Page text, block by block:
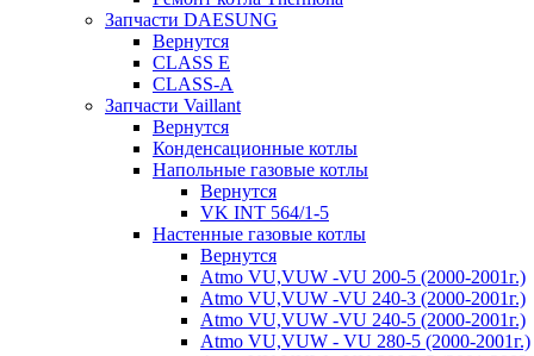
Запчасти DAESUNG
Вернутся
CLASS E
CLASS-A
Запчасти Vaillant
Вернутся
Конденсационные котлы
Напольные газовые котлы
Вернутся
VK INT 564/1-5
Настенные газовые котлы
Вернутся
Atmo VU,VUW -VU 200-5 (2000-2001г.)
Atmo VU,VUW -VU 240-3 (2000-2001г.)
Atmo VU,VUW -VU 240-5 (2000-2001г.)
Atmo VU,VUW - VU 280-5 (2000-2001г.)